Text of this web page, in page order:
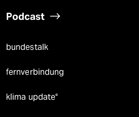
Podcast
bundestalk
fernverbindung
klima update°